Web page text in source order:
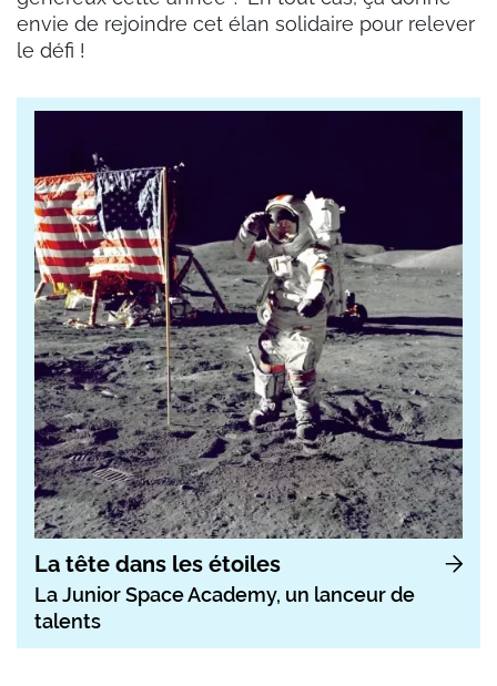
envie de rejoindre cet élan solidaire pour relever
le défi !
La tête dans les étoiles
La Junior Space Academy, un lanceur de
talents